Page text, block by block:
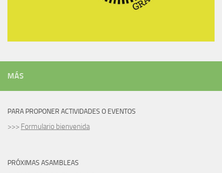
MÁS
PARA PROPONER ACTIVIDADES O EVENTOS
>>> Formulario bienvenida
PRÓXIMAS ASAMBLEAS